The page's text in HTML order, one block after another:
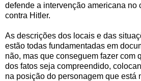
defende a intervenção americana no
contra Hitler.
As descrições dos locais e das
estão todas fundamentadas em
não, mas que conseguem fazer com
dos fatos seja compreendido,
na posição do personagem que está